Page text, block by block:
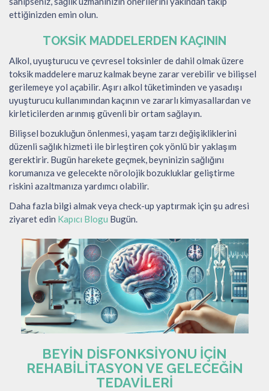
ettiğinizden emin olun.
TOKSIK MADDELERDEN KAÇININ
Alkol, uyuşturucu ve çevresel toksinler de dahil olmak üzere
toksik maddelere maruz kalmak beyne zarar verebilir ve bilişsel
gerilemeye yol açabilir. Aşırı alkol tüketiminden ve yasadışı
uyuşturucu kullanımından kaçının ve zararlı kimyasallardan ve
kirleticilerden arınmış güvenli bir ortam sağlayın.
Bilişsel bozukluğun önlenmesi, yaşam tarzı değişikliklerini
düzenli sağlık hizmeti ile birleştiren çok yönlü bir yaklaşım
gerektirir. Bugün harekete geçmek, beyninizin sağlığını
korumanıza ve gelecekte nörolojik bozukluklar geliştirme
riskini azaltmanıza yardımcı olabilir.
Daha fazla bilgi almak veya check-up yaptırmak için şu adresi
ziyaret edin Kapıcı Blogu Bugün.
BEYIN DISFONKSIYONU IÇIN
REHABILITASYON VE GELECEĞIN
TEDAVILERI